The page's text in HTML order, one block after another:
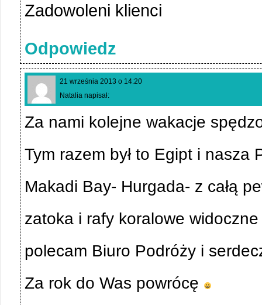
Zadowoleni klienci
Odpowiedz
21 września 2013 o 14:20
Natalia napisał:
Za nami kolejne wakacje
Tym razem był to Egipt i
Makadi Bay- Hurgada- z całą
zatoka i rafy koralowe
polecam Biuro Podróży i
Za rok do Was powrócę